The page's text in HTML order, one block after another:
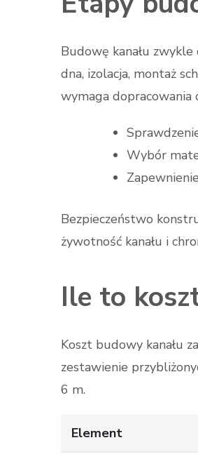
Budowę kanału
dna, izolacja, montaż
wymaga dopracowania
Wybór
Bezpieczeństwo
żywotność kanału i
Ile to
Koszt budowy kanału
zestawienie
6 m.
Element